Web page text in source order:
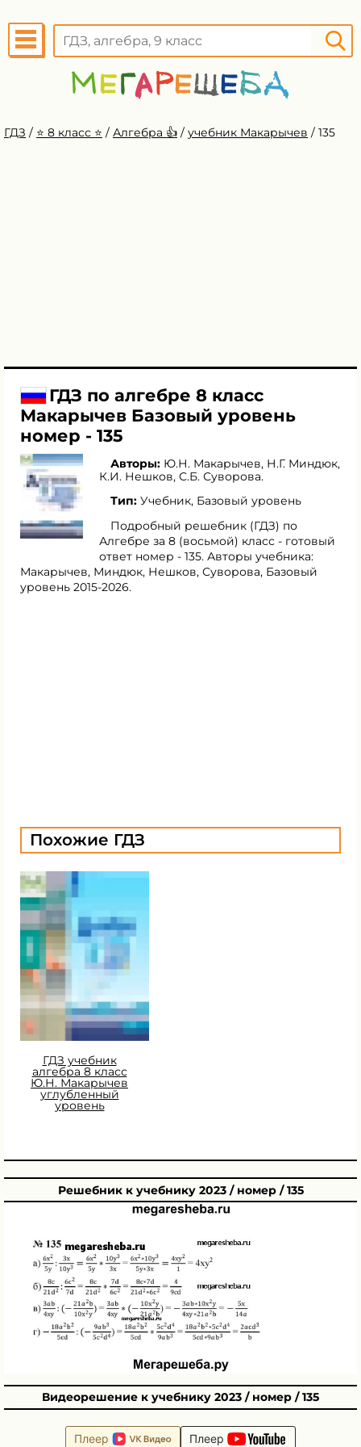
ГДЗ / ⭐️ 8 класс ⭐️ / Алгебра 👍 / учебник Макарычев / 135
ГДЗ по алгебре 8 класс
Макарычев Базовый уровень
номер - 135
Авторы: Ю.Н. Макарычев, Н.Г. Миндюк,
К.И. Нешков, С.Б. Суворова.
Тип: Учебник, Базовый уровень
Подробный решебник (ГДЗ) по
Алгебре за 8 (восьмой) класс - готовый
ответ номер - 135. Авторы учебника:
Макарычев, Миндюк, Нешков, Суворова, Базовый
уровень 2015-2026.
Похожие ГДЗ
ГДЗ учебник
алгебра 8 класс
Ю.Н. Макарычев
углубленный
уровень
Решебник к учебнику 2023 / номер / 135
Видеорешение к учебнику 2023 / номер / 135
Плеер Плеер